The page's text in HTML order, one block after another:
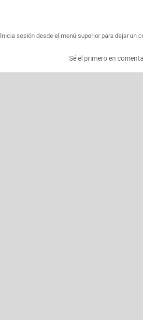
Inicia sesión desde el menú superior para dejar un
Sé el primero en